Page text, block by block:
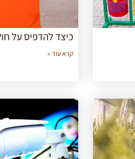
כיצד להדפיס על
קרא עוד »